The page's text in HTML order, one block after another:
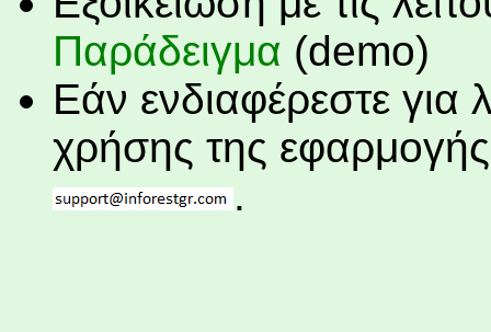
Παράδειγμα (demo)
Εάν ενδιαφέρεστε για
χρήσης της
.